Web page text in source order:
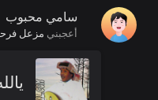
سامي محبوب
أعجبني مزعل